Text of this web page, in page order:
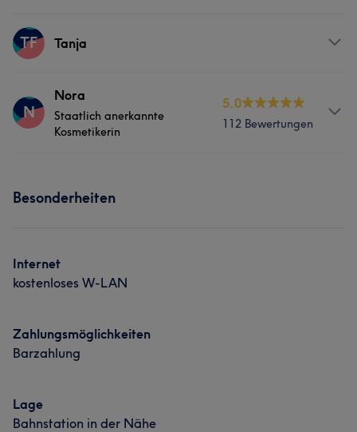
TF Tanja
Services
Gesicht
N
Nora
Staatlich anerkannte
Kosmetikerin
5.0
112 Bewertungen
Was unsere Kunden über Nora sagen
Besonderheiten
Internet
kostenloses W-LAN
Zahlungsmöglichkeiten
Barzahlung
Lage
Bahnstation in der Nähe